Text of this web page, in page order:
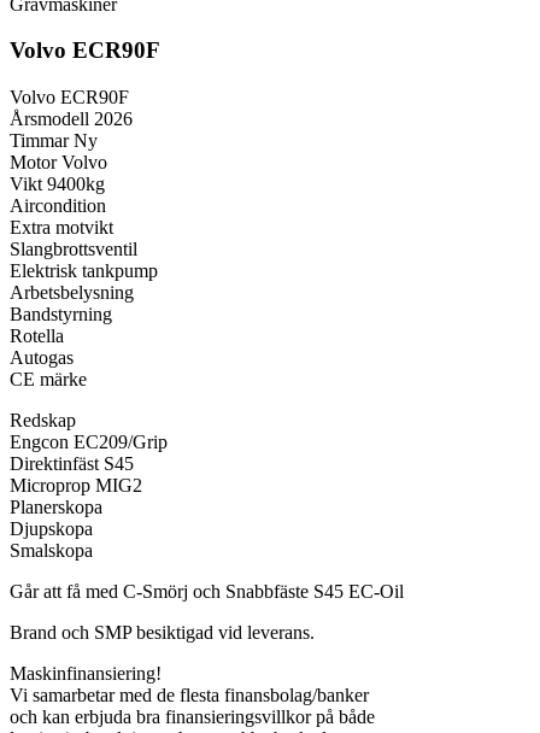
Volvo ECR90F
Volvo ECR90F
Årsmodell 2026
Timmar Ny
Motor Volvo
Vikt 9400kg
Aircondition
Extra motvikt
Slangbrottsventil
Elektrisk tankpump
Arbetsbelysning
Bandstyrning
Rotella
Autogas
CE märke
Redskap
Engcon EC209/Grip
Direktinfäst S45
Microprop MIG2
Planerskopa
Djupskopa
Smalskopa
Går att få med C-Smörj och Snabbfäste S45 EC-Oil
Brand och SMP besiktigad vid leverans.
Maskinfinansiering!
Vi samarbetar med de flesta finansbolag/banker
och kan erbjuda bra finansieringsvillkor på både